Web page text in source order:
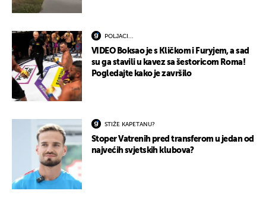
POLJACI...
VIDEO Boksao je s Kličkom i Furyjem, a sad
su ga stavili u kavez sa šestoricom Roma!
Pogledajte kako je završilo
STIŽE KAPETANU?
Stoper Vatrenih pred transferom u jedan od
najvećih svjetskih klubova?